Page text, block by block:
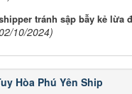
tránh sập bẫy kẻ lừa
10/2024)
Hòa Phú Yên Ship